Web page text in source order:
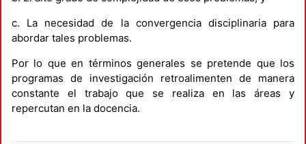
c. La necesidad de la convergencia disciplinaria para
abordar tales problemas.
Por lo que en términos generales se pretende que los
programas de investigación retroalimenten de manera
constante el trabajo que se realiza en las áreas y
repercutan en la docencia.